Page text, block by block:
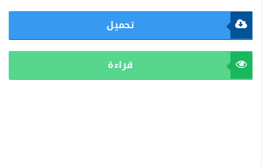
تحميل
قراءة